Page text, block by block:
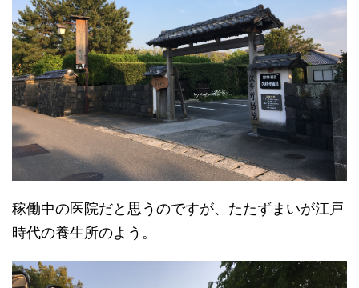
稼働中の医院だと思うのですが、たたずまいが江戸
時代の養生所のよう。